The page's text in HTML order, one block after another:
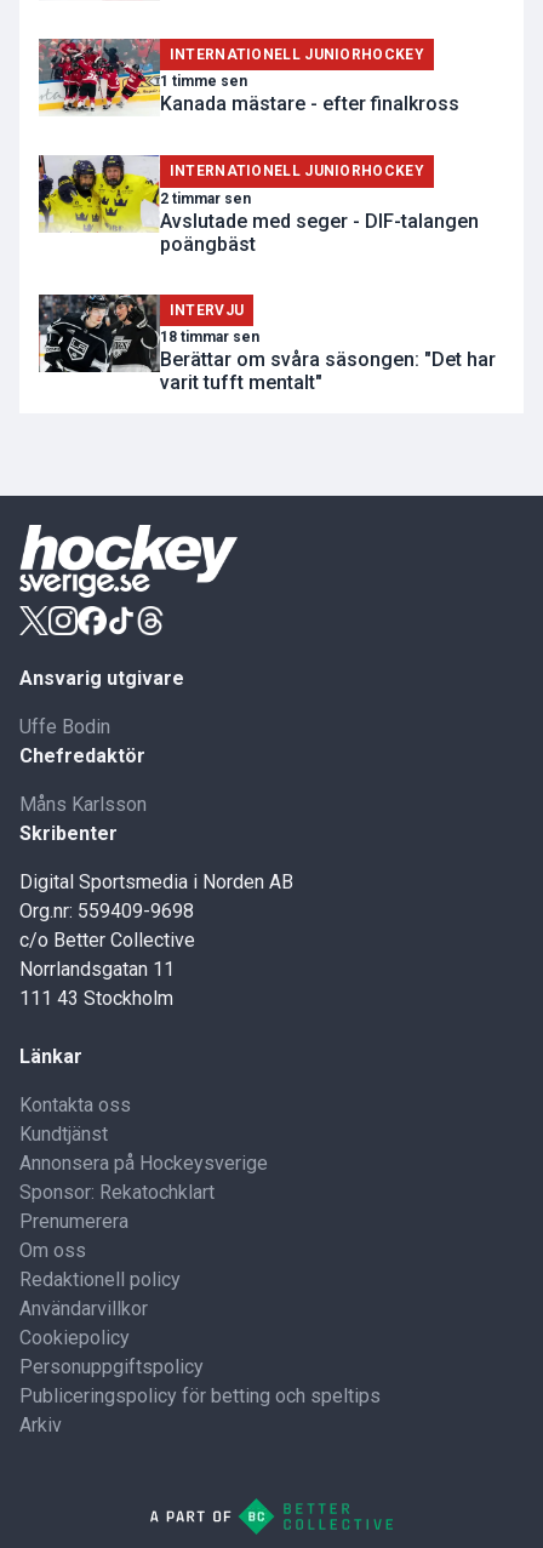
INTERNATIONELL JUNIORHOCKEY
1 timme sen
Kanada mästare - efter finalkross
INTERNATIONELL JUNIORHOCKEY
2 timmar sen
Avslutade med seger - DIF-talangen
poängbäst
INTERVJU
18 timmar sen
Berättar om svåra säsongen: "Det har
varit tufft mentalt"
Ansvarig utgivare
Uffe Bodin
Chefredaktör
Måns Karlsson
Skribenter
Digital Sportsmedia i Norden AB
Org.nr: 559409-9698
c/o Better Collective
Norrlandsgatan 11
111 43 Stockholm
Länkar
Kontakta oss
Kundtjänst
Annonsera på Hockeysverige
Sponsor: Rekatochklart
Prenumerera
Om oss
Redaktionell policy
Användarvillkor
Cookiepolicy
Personuppgiftspolicy
Publiceringspolicy för betting och speltips
Arkiv